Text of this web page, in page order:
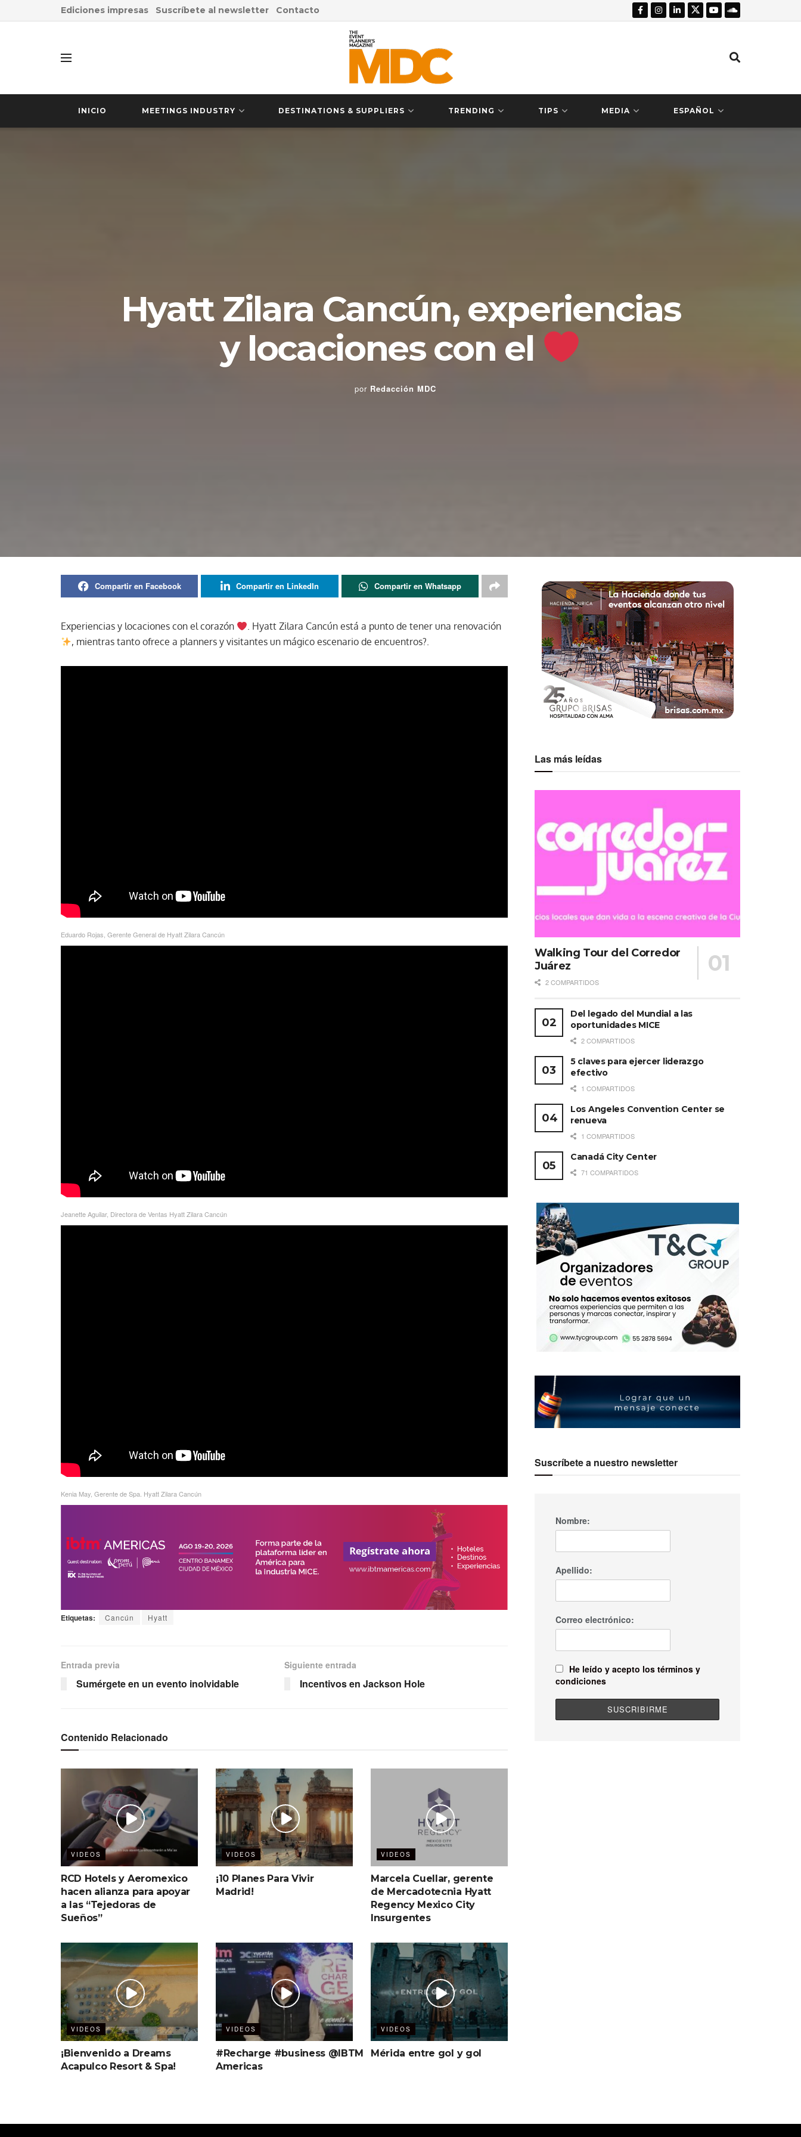
Ediciones impresas Suscríbete al newsletter Contacto
INICIO MEETINGS INDUSTRY DESTINATIONS & SUPPLIERS TRENDING TIPS MEDIA ESPAÑOL
Hyatt Zilara Cancún, experiencias
y locaciones con el
por Redacción MDC
Compartir en Facebook Compartir en LinkedIn Compartir en Whatsapp
Experiencias y locaciones con el corazón
. Hyatt Zilara Cancún está a punto de tener una renovación
, mientras tanto ofrece a planners y visitantes un mágico escenario de encuentros?.
Eduardo Rojas, Gerente General de Hyatt Zilara Cancún
Jeanette Aguilar, Directora de Ventas Hyatt Zilara Cancún
Kenia May, Gerente de Spa. Hyatt Zilara Cancún
Etiquetas: Cancún Hyatt
Entrada previa
Sumérgete en un evento inolvidable
Siguiente entrada
Incentivos en Jackson Hole
Contenido Relacionado
VIDEOS
RCD Hotels y Aeromexico
hacen alianza para apoyar
a las “Tejedoras de
Sueños”
VIDEOS
¡10 Planes Para Vivir
Madrid!
VIDEOS
Marcela Cuellar, gerente
de Mercadotecnia Hyatt
Regency Mexico City
Insurgentes
VIDEOS
¡Bienvenido a Dreams
Acapulco Resort & Spa!
VIDEOS
#Recharge #business @IBTM
Americas
VIDEOS
Mérida entre gol y gol
Las más leídas
Walking Tour del Corredor
Juárez
2 COMPARTIDOS
Del legado del Mundial a las
oportunidades MICE
2 COMPARTIDOS
5 claves para ejercer liderazgo
efectivo
1 COMPARTIDOS
Los Angeles Convention Center se
renueva
1 COMPARTIDOS
Canadá City Center
71 COMPARTIDOS
Suscríbete a nuestro newsletter
Nombre:
Apellido:
Correo electrónico:
He leído y acepto los términos y
condiciones